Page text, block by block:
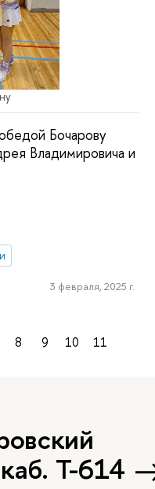
Бочарову
Владимировича и
3 февраля, 2025 г.
8 9 10
11
Т-614